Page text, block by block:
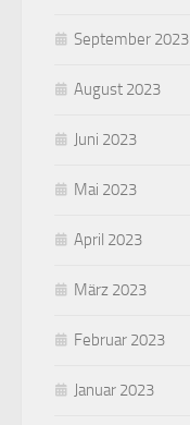
September 2023
August 2023
Juni 2023
Mai 2023
April 2023
März 2023
Februar 2023
Januar 2023